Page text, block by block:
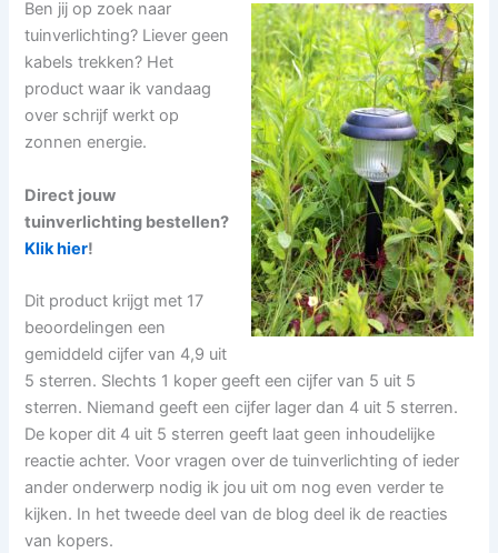
Ben jij op zoek naar
tuinverlichting? Liever geen
kabels trekken? Het
product waar ik vandaag
over schrijf werkt op
zonnen energie.
Direct jouw
tuinverlichting bestellen?
Klikhier!
Dit product krijgt met 17
beoordelingen een
gemiddeld cijfer van 4,9 uit
5 sterren. Slechts 1 koper geeft een cijfer van 5 uit 5
sterren. Niemand geeft een cijfer lager dan 4 uit 5 sterren.
De koper dit 4 uit 5 sterren geeft laat geen inhoudelijke
reactie achter. Voor vragen over de tuinverlichting of ieder
ander onderwerp nodig ik jou uit om nog even verder te
kijken. In het tweede deel van de blog deel ik de reacties
van kopers.